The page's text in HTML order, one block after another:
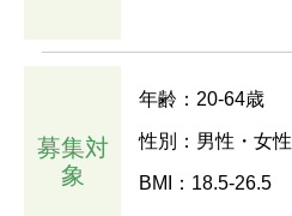
募集対
象
年齢：20-64歳
性別：男性・女性
BMI：18.5-26.5